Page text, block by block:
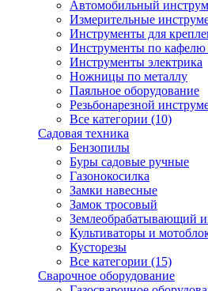
Автомобильный
Измерительные
Инструменты для
Инструменты по кафелю
Инструменты электрика
Ножницы по металлу
Паяльное оборудование
Резьбонарезной
Все категории (10)
Садовая техника
Бензопилы
Буры садовые ручные
Газонокосилка
Замки навесные
Замок тросовый
Землеобрабатывающий
Культиваторы и
Кусторезы
Все категории (15)
Сварочное оборудование